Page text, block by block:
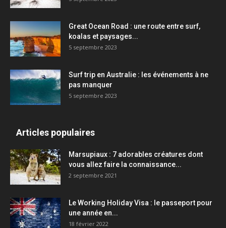
Great Ocean Road : une route entre surf,
koalas et paysages...
5 septembre 2023
Surf trip en Australie : les événements à ne
pas manquer
5 septembre 2023
Articles populaires
Marsupiaux : 7 adorables créatures dont
vous allez faire la connaissance...
2 septembre 2021
Le Working Holiday Visa : le passeport pour
une année en...
18 février 2022